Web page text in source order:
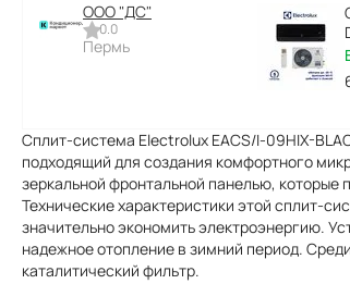
ООО "ДC"
0.0
Пермь
Сплит-система Electrolux EACS/I-09HIX-
подходящий для создания комфортного
зеркальной фронтальной панелью, которые
Технические характеристики этой сплит-
значительно экономить электроэнергию.
надежное отопление в зимний период.
каталитический фильтр.